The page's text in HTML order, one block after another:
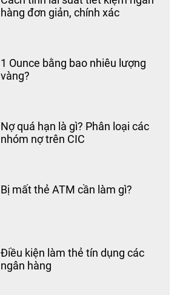
hàng đơn giản, chính xác
1 Ounce bằng bao nhiêu lượng
vàng?
Nợ quá hạn là gì? Phân loại các
nhóm nợ trên CIC
Bị mất thẻ ATM cần làm gì?
Điều kiện làm thẻ tín dụng các
ngân hàng